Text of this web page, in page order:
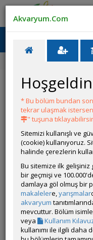
Ana Menü
Ana Sayfa
Tatlı Su
Pogostemon
Grubun Diğer Türleri
Liste
Akvaryum.Com
* Bu bölüm bundan
tekrar ulaşmak
" tuşuna
Sitemizi kullanışlı ve
(cookie) kullanıyoruz.
halinde çerezlerin
Bu sitemize ilk gelişiniz
bir geçmişi ve
damlaya göl olmuş bir
makalelere,yarışmalar
akvaryum
mevcuttur. Bölüm
veya
Kullanım
kullanımı ile ilgili daha